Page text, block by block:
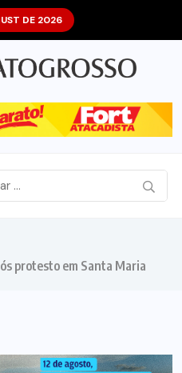
DE 2026
protesto em Santa Maria